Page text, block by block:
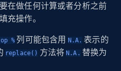
在做任何计算或者分析之前
充操作。
% 列可能包含用 N.A. 表示的
replace() 方法将N.A. 替换为